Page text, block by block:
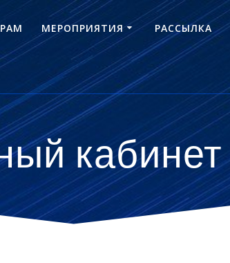
МЕРОПРИЯТИЯ РАССЫЛКА
кабинет